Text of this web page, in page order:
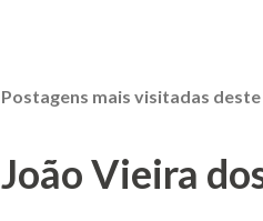
Postagens mais visitadas
João Vieira